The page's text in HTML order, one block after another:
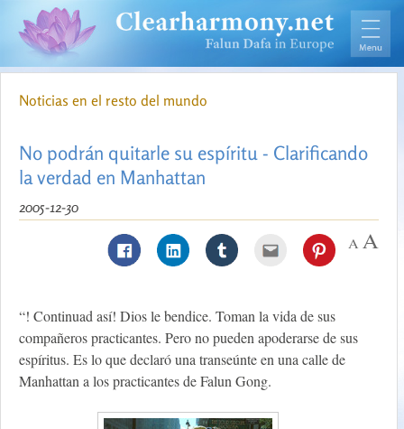
Noticias en el resto del mundo
No podrán quitarle su espíritu - Clarificando
la verdad en Manhattan
2005-12-30
“! Continuad así! Dios le bendice. Toman la vida de sus
compañeros practicantes. Pero no pueden apoderarse de sus
espíritus. Es lo que declaró una transeúnte en una calle de
Manhattan a los practicantes de Falun Gong.